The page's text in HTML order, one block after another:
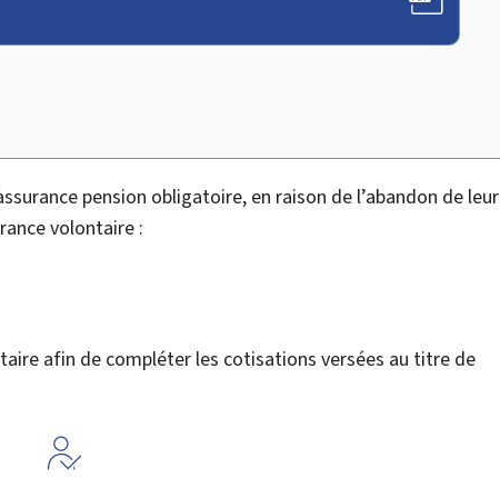
pension obligatoire, en raison de l’abandon de leur
volontaire :
afin de compléter les cotisations versées au titre de